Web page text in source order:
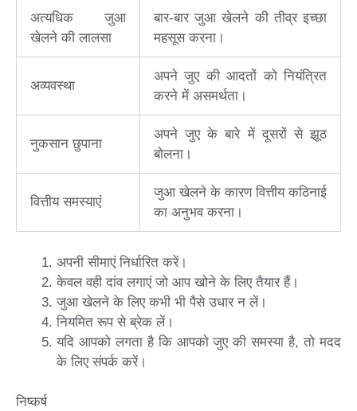
अत्यधिक जुआ
खेलने की लालसा
बार-बार जुआ खेलने की तीव्र इच्छा
महसूस करना।
अव्यवस्था
अपने जुए की आदतों को नियंत्रित
करने में असमर्थता।
नुकसान छुपाना
अपने जुए के बारे में दूसरों से झूठ
बोलना।
वित्तीय समस्याएं
जुआ खेलने के कारण वित्तीय कठिनाई
का अनुभव करना।
अपनी सीमाएं निर्धारित करें।
केवल वही दांव लगाएं जो आप खोने के लिए तैयार हैं।
जुआ खेलने के लिए कभी भी पैसे उधार न लें।
नियमित रूप से ब्रेक लें।
यदि आपको लगता है कि आपको जुए की समस्या है, तो मदद
के लिए संपर्क करें।
निष्कर्ष